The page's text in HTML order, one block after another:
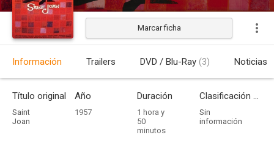
Estrenada
Marcar ficha
Información Trailers DVD / Blu-Ray (3) Noticias
Título original
Saint
Joan
Año
1957
Duración
1 hora y
50
minutos
Clasificación por edades
Sin
información